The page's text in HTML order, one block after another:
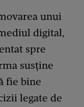
unui
digital,
spre
susține
fie bine
legate de